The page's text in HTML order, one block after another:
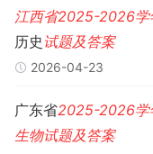
江西省2025-2026
历史 试题及答案
2026-04-23
广东省2025-2026
生物试题及答案